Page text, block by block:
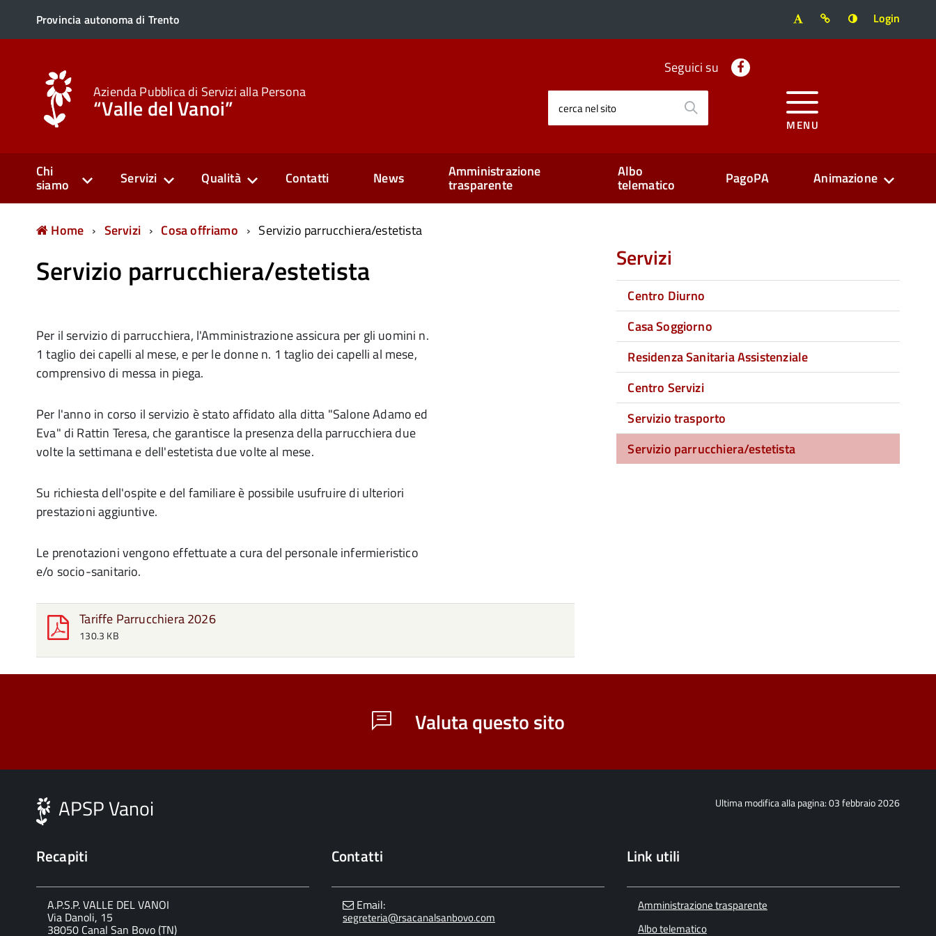
Provincia autonoma di Trento Login
Azienda Pubblica di Servizi alla Persona
“Valle del Vanoi”
Seguici su
cerca nel sito
MENU
Chi
siamo Servizi Qualità Contatti News Amministrazione
trasparente
Albo
telematico PagoPA Animazione
Home Servizi Cosa offriamo Servizio parrucchiera/estetista
Servizio parrucchiera/estetista
Per il servizio di parrucchiera, l'Amministrazione assicura per gli uomini n.
1 taglio dei capelli al mese, e per le donne n. 1 taglio dei capelli al mese,
comprensivo di messa in piega.
Per l'anno in corso il servizio è stato affidato alla ditta "Salone Adamo ed
Eva" di Rattin Teresa, che garantisce la presenza della parrucchiera due
volte la settimana e dell'estetista due volte al mese.
Su richiesta dell'ospite e del familiare è possibile usufruire di ulteriori
prestazioni aggiuntive.
Le prenotazioni vengono effettuate a cura del personale infermieristico
e/o socio-sanitario.
Tariffe Parrucchiera 2026
130.3 KB
Servizi
Centro Diurno
Casa Soggiorno
Residenza Sanitaria Assistenziale
Centro Servizi
Servizio trasporto
Servizio parrucchiera/estetista
Valuta questo sito
Ultima modifica alla pagina: 03 febbraio 2026
APSP Vanoi
Recapiti
A.P.S.P. VALLE DEL VANOI
Via Danoli, 15
38050 Canal San Bovo (TN)
Contatti
Email:
segreteria@rsacanalsanbovo.com
Link utili
Amministrazione trasparente
Albo telematico